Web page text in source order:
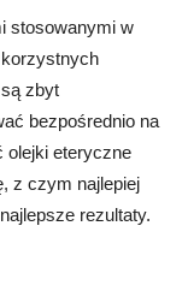
stosowanymi w
zbyt
bezpośrednio na
olejki eteryczne
z czym najlepiej
rezultaty.